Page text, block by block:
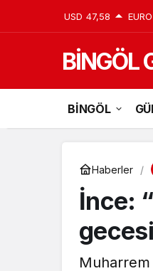
USD 47,58 EURO
BİNGÖL
BİNGÖL
Haberler
İnce:
Muharrem